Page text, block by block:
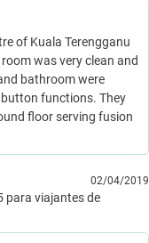
of Kuala Terengganu
was very clean and
bathroom were
functions. They
floor serving fusion
02/04/2019